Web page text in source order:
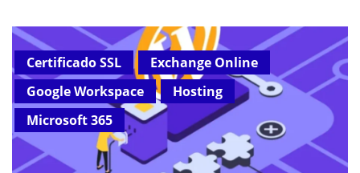
Certificado SSL
Exchange Online
Google Workspace
Hosting
Microsoft 365